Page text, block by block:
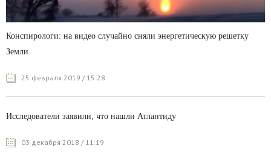
Конспирологи: на видео случайно сняли энергетическую решетку
Земли
25 февраля 2019 / 15:28
Исследователи заявили, что нашли Атлантиду
03 декабря 2018 / 11:19